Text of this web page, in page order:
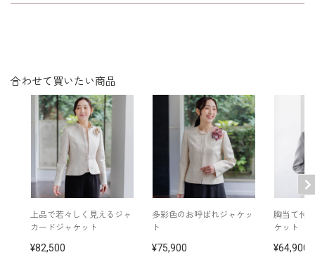
11号 98.5 90.0 106.0 40.5 116.0 56.5
素材
表
本体
上糸 ナイロン 100％
下糸 ポリエステル100％
袖
表側 ポリエステル100％
裏側 ナイロン 100％
合わせて買いたい商品
上品で若々しく見えるジャ
カードジャケット
82,500
多彩色のお呼ばれジャケッ
ト
75,900
胸当て付
ケット
64,900